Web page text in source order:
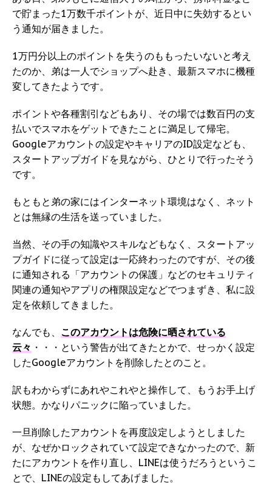
で貯まった1万数千ポイントが、近日中に失効するとい
う通知が届きました。
1万円分以上のポイントを失うのももったいないと考え
たのか、弟は一人でショップへ赴き、最新スマホに機種
変してきたようです。
ポイントや各種割引などもあり、その場では数百円の支
払いでスマホをゲットできたことに満足して帰宅。
Googleアカウントの設定やキャリアのID設定なども、
スタートアップガイドを見ながら、ひとりで行ったそう
です。
もともと弟の家にはインターネット環境はなく、ネット
とは無縁の生活を送っていました。
当然、その手の知識やスキルなどもなく、スタートアッ
プガイドに従って設定は一応終わったのですが、その後
に通知される「アカウントの保護」などのセキュリティ
関連の通知やアプリの権限設定などでつまずき、私に設
定を依頼してきました。
なんでも、 このアカウントは危険に晒されている
云々 ・・・という警告が出てきたとかで、せっかく設定
したGoogleアカウントを削除したとのこと。
訳もわからずにあれやこれやと操作して、もうお手上げ
状態。かなりパニックに陥っていました。
一旦削除したアカウントを再度設定しようとしました
が、なぜかロックされていて設定できなかったので、新
たにアカウントを作り直し、LINEは使うだろうというこ
とで、LINEの設定もしてあげました。